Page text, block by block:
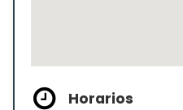
Horarios